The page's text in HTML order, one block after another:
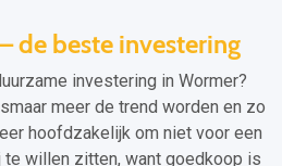
de beste investering
investering in Wormer?
meer de trend worden en zo
hoofdzakelijk om niet voor een
willen zitten, want goedkoop is